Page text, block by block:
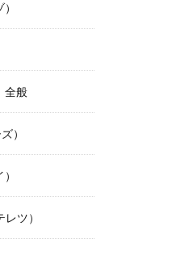
全般
）
ツ）